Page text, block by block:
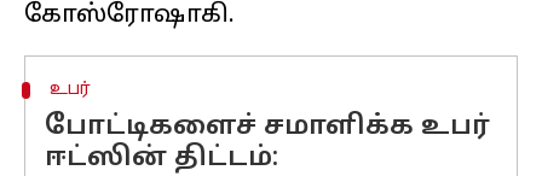
உபர்
போட்டிகளைச் சமாளிக்க உபர்
ஈட்ஸின் திட்டம்: